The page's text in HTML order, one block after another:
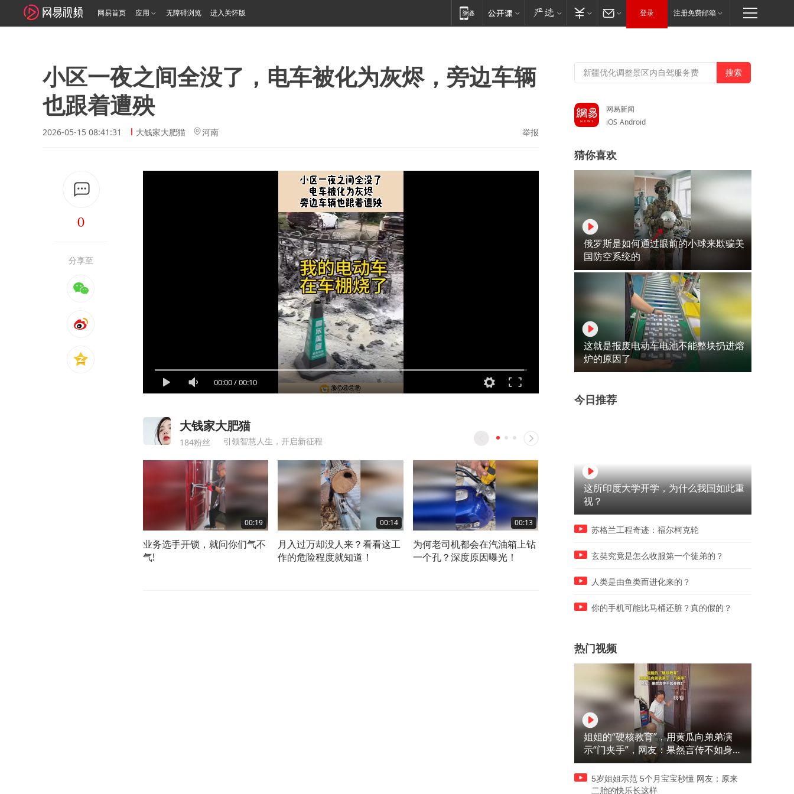
网易首页 应用 无障碍浏览 进入关怀版 登录 注册免费邮箱
小区一夜之间全没了，电车被化为灰烬，旁边车辆
也跟着遭殃
2026-05-15 08:41:31 大钱家大肥猫 河南 举报
0
分享至
00:00/00:10
大钱家大肥猫
184粉丝 引领智慧人生，开启新征程
00:19
业务选手开锁，就问你们气不
气!
00:14
月入过万却没人来？看看这工
作的危险程度就知道！
00:13
为何老司机都会在汽油箱上钻
一个孔？深度原因曝光！
了这槽钢连接神器，为何震惊
井水的工作原理吗？
网易新闻
iOS Android
猜你喜欢
俄罗斯是如何通过眼前的小球来欺骗美
国防空系统的
这就是报废电动车电池不能整块扔进熔
炉的原因了
今日推荐
这所印度大学开学，为什么我国如此重
视？
苏格兰工程奇迹：福尔柯克轮
玄奘究竟是怎么收服第一个徒弟的？
人类是由鱼类而进化来的？
你的手机可能比马桶还脏？真的假的？
热门视频
姐姐的“硬核教育”，用黄瓜向弟弟演
示“门夹手”，网友：果然言传不如身
教！
5岁姐姐示范 5个月宝宝秒懂 网友：原来
二胎的快乐长这样